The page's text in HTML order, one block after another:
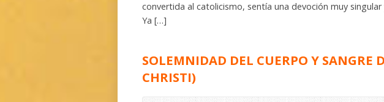
convertida al catolicismo, sentía una devoción muy singular
Ya […]
SOLEMNIDAD DEL CUERPO Y SANGRE
CHRISTI)